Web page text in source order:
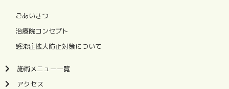
ごあいさつ
治療院コンセプト
感染症拡大防止対策について
施術メニュー一覧
アクセス